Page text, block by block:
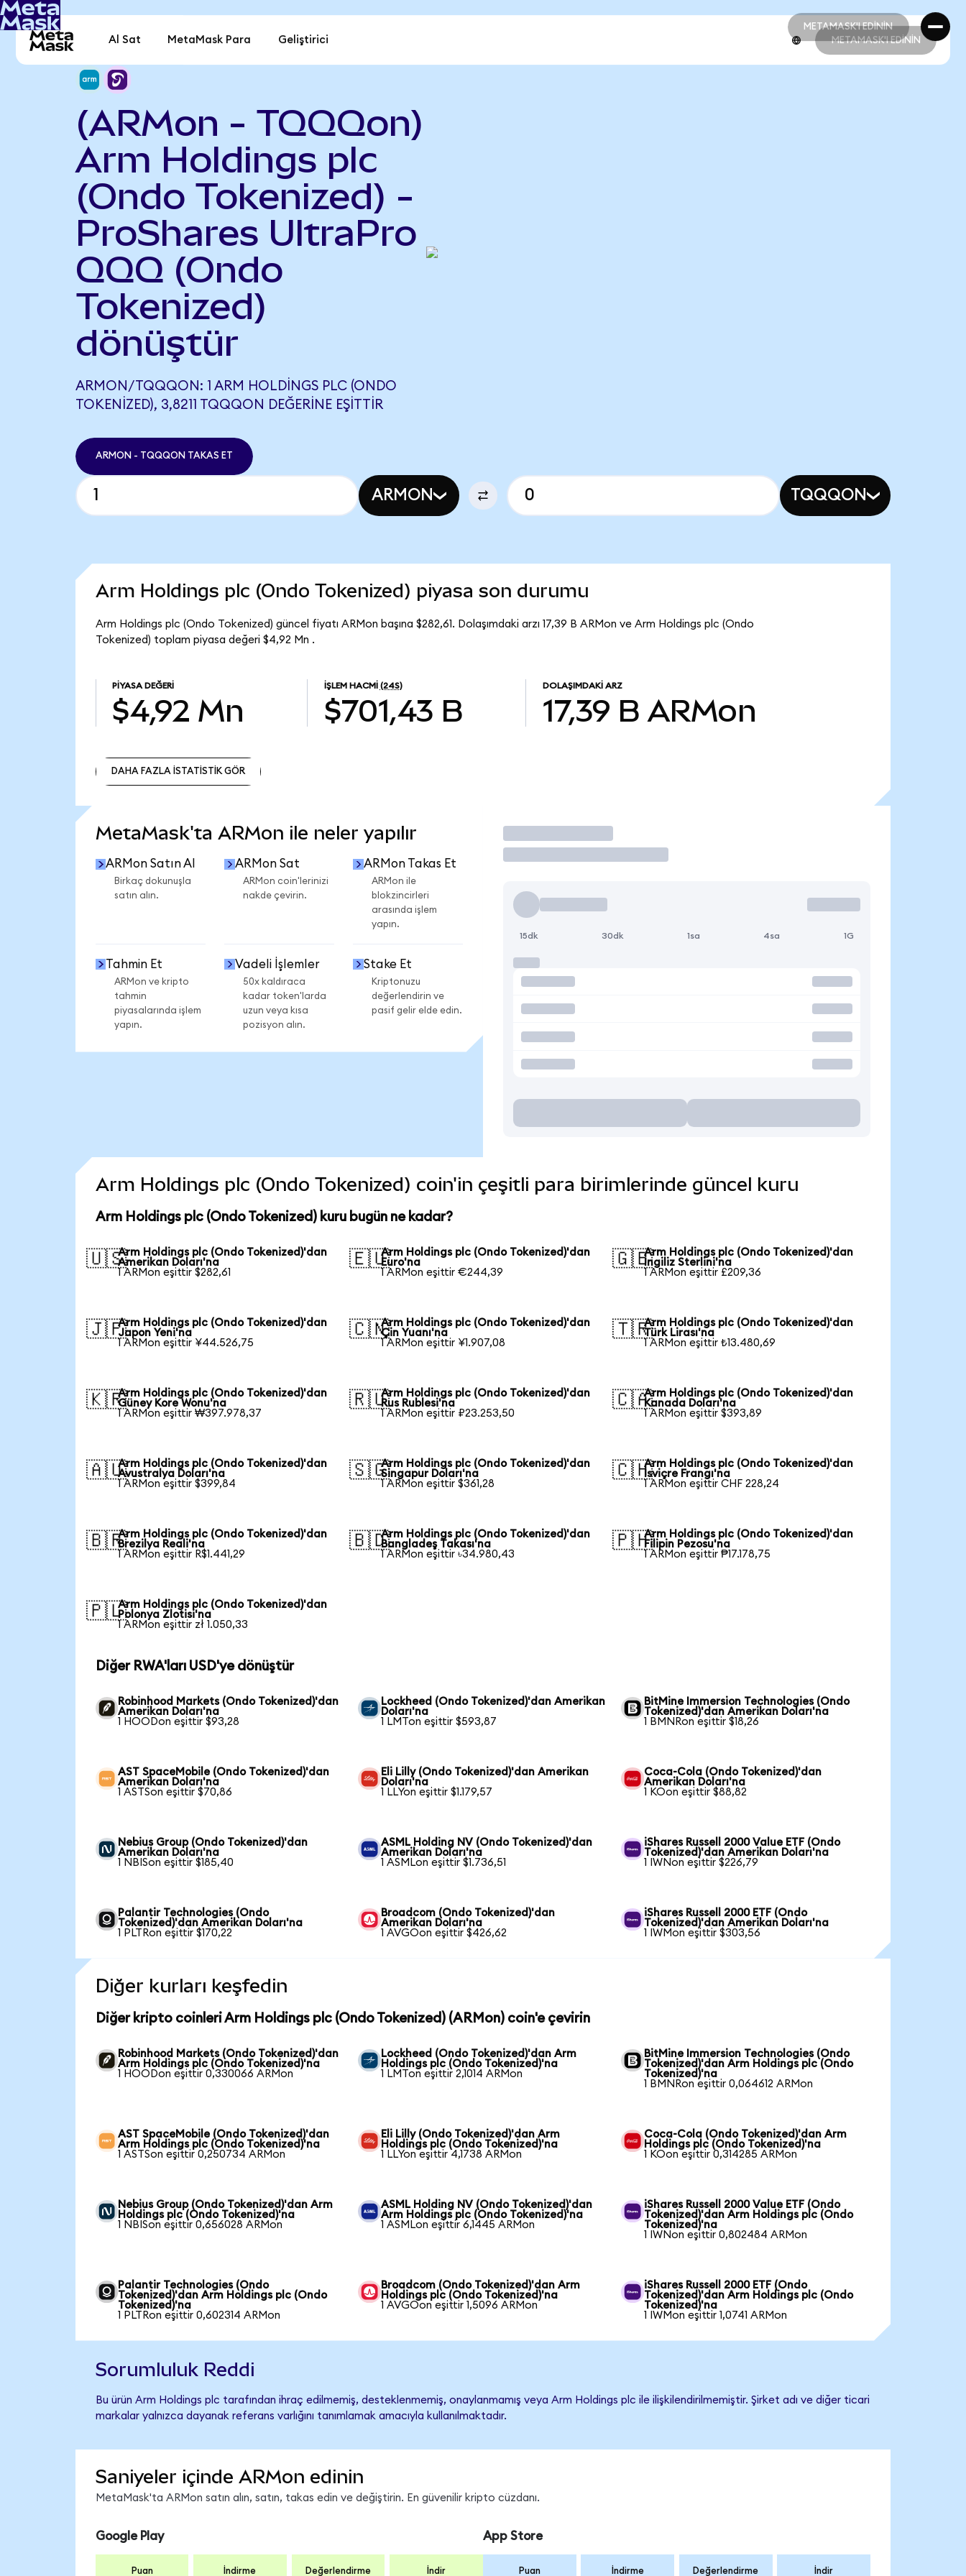
METAMASK'I EDİNİN
METAMASK'I EDİNİN
Al Sat MetaMask Para Geliştirici METAMASK'I EDİNİN
(ARMon - TQQQon)
Arm Holdings plc
(Ondo Tokenized) -
ProShares UltraPro
QQQ (Ondo
Tokenized)
dönüştür
ARMON/TQQQON: 1 ARM HOLDINGS PLC (ONDO
TOKENIZED), 3,8211 TQQQON DEĞERINE EŞITTIR
ARMON - TQQQON TAKAS ET
ARMON TQQQON
Arm Holdings plc (Ondo Tokenized) piyasa son durumu
Arm Holdings plc (Ondo Tokenized) güncel fiyatı ARMon başına $282,61. Dolaşımdaki arzı 17,39 B ARMon ve Arm Holdings plc (Ondo
Tokenized) toplam piyasa değeri $4,92 Mn .
PIYASA DEĞERI
$4,92 Mn
İŞLEM HACMI (24S)
$701,43 B
DOLAŞIMDAKI ARZ
17,39 B ARMon
DAHA FAZLA İSTATİSTİK GÖR
MetaMask'ta ARMon ile neler yapılır
ARMon Satın Al
Birkaç dokunuşla
satın alın.
ARMon Sat
ARMon coin'lerinizi
nakde çevirin.
ARMon Takas Et
ARMon ile
blokzincirleri
arasında işlem
yapın.
Tahmin Et
ARMon ve kripto
tahmin
piyasalarında işlem
yapın.
Vadeli İşlemler
50x kaldıraca
kadar token'larda
uzun veya kısa
pozisyon alın.
Stake Et
Kriptonuzu
değerlendirin ve
pasif gelir elde edin.
İşlem Yap
15dk 30dk 1sa 4sa 1G
Arm Holdings plc (Ondo Tokenized) coin'in çeşitli para birimlerinde güncel kuru
Arm Holdings plc (Ondo Tokenized) kuru bugün ne kadar?
🇺🇸Arm Holdings plc (Ondo Tokenized)'dan
Amerikan Doları'na
1 ARMon eşittir $282,61
🇪🇺Arm Holdings plc (Ondo Tokenized)'dan
Euro'na
1 ARMon eşittir €244,39
🇬🇧Arm Holdings plc (Ondo Tokenized)'dan
İngiliz Sterlini'na
1 ARMon eşittir £209,36
🇯🇵Arm Holdings plc (Ondo Tokenized)'dan
Japon Yeni'na
1 ARMon eşittir ¥44.526,75
🇨🇳Arm Holdings plc (Ondo Tokenized)'dan
Çin Yuanı'na
1 ARMon eşittir ¥1.907,08
🇹🇷Arm Holdings plc (Ondo Tokenized)'dan
Türk Lirası'na
1 ARMon eşittir ₺13.480,69
🇰🇷Arm Holdings plc (Ondo Tokenized)'dan
Güney Kore Wonu'na
1 ARMon eşittir ₩397.978,37
🇷🇺Arm Holdings plc (Ondo Tokenized)'dan
Rus Rublesi'na
1 ARMon eşittir ₽23.253,50
🇨🇦Arm Holdings plc (Ondo Tokenized)'dan
Kanada Doları'na
1 ARMon eşittir $393,89
🇦🇺Arm Holdings plc (Ondo Tokenized)'dan
Avustralya Doları'na
1 ARMon eşittir $399,84
🇸🇬Arm Holdings plc (Ondo Tokenized)'dan
Singapur Doları'na
1 ARMon eşittir $361,28
🇨🇭Arm Holdings plc (Ondo Tokenized)'dan
İsviçre Frangı'na
1 ARMon eşittir CHF 228,24
🇧🇷Arm Holdings plc (Ondo Tokenized)'dan
Brezilya Reali'na
1 ARMon eşittir R$1.441,29
🇧🇩Arm Holdings plc (Ondo Tokenized)'dan
Bangladeş Takası'na
1 ARMon eşittir ৳34.980,43
🇵🇭Arm Holdings plc (Ondo Tokenized)'dan
Filipin Pezosu'na
1 ARMon eşittir ₱17.178,75
🇵🇱Arm Holdings plc (Ondo Tokenized)'dan
Polonya Zlotisi'na
1 ARMon eşittir zł 1.050,33
Diğer RWA'ları USD'ye dönüştür
Robinhood Markets (Ondo Tokenized)'dan
Amerikan Doları'na
1 HOODon eşittir $93,28
Lockheed (Ondo Tokenized)'dan Amerikan
Doları'na
1 LMTon eşittir $593,87
BitMine Immersion Technologies (Ondo
Tokenized)'dan Amerikan Doları'na
1 BMNRon eşittir $18,26
AST SpaceMobile (Ondo Tokenized)'dan
Amerikan Doları'na
1 ASTSon eşittir $70,86
Eli Lilly (Ondo Tokenized)'dan Amerikan
Doları'na
1 LLYon eşittir $1.179,57
Coca-Cola (Ondo Tokenized)'dan
Amerikan Doları'na
1 KOon eşittir $88,82
Nebius Group (Ondo Tokenized)'dan
Amerikan Doları'na
1 NBISon eşittir $185,40
ASML Holding NV (Ondo Tokenized)'dan
Amerikan Doları'na
1 ASMLon eşittir $1.736,51
iShares Russell 2000 Value ETF (Ondo
Tokenized)'dan Amerikan Doları'na
1 IWNon eşittir $226,79
Palantir Technologies (Ondo
Tokenized)'dan Amerikan Doları'na
1 PLTRon eşittir $170,22
Broadcom (Ondo Tokenized)'dan
Amerikan Doları'na
1 AVGOon eşittir $426,62
iShares Russell 2000 ETF (Ondo
Tokenized)'dan Amerikan Doları'na
1 IWMon eşittir $303,56
Diğer kurları keşfedin
Diğer kripto coinleri Arm Holdings plc (Ondo Tokenized) (ARMon) coin'e çevirin
Robinhood Markets (Ondo Tokenized)'dan
Arm Holdings plc (Ondo Tokenized)'na
1 HOODon eşittir 0,330066 ARMon
Lockheed (Ondo Tokenized)'dan Arm
Holdings plc (Ondo Tokenized)'na
1 LMTon eşittir 2,1014 ARMon
BitMine Immersion Technologies (Ondo
Tokenized)'dan Arm Holdings plc (Ondo
Tokenized)'na
1 BMNRon eşittir 0,064612 ARMon
AST SpaceMobile (Ondo Tokenized)'dan
Arm Holdings plc (Ondo Tokenized)'na
1 ASTSon eşittir 0,250734 ARMon
Eli Lilly (Ondo Tokenized)'dan Arm
Holdings plc (Ondo Tokenized)'na
1 LLYon eşittir 4,1738 ARMon
Coca-Cola (Ondo Tokenized)'dan Arm
Holdings plc (Ondo Tokenized)'na
1 KOon eşittir 0,314285 ARMon
Nebius Group (Ondo Tokenized)'dan Arm
Holdings plc (Ondo Tokenized)'na
1 NBISon eşittir 0,656028 ARMon
ASML Holding NV (Ondo Tokenized)'dan
Arm Holdings plc (Ondo Tokenized)'na
1 ASMLon eşittir 6,1445 ARMon
iShares Russell 2000 Value ETF (Ondo
Tokenized)'dan Arm Holdings plc (Ondo
Tokenized)'na
1 IWNon eşittir 0,802484 ARMon
Palantir Technologies (Ondo
Tokenized)'dan Arm Holdings plc (Ondo
Tokenized)'na
1 PLTRon eşittir 0,602314 ARMon
Broadcom (Ondo Tokenized)'dan Arm
Holdings plc (Ondo Tokenized)'na
1 AVGOon eşittir 1,5096 ARMon
iShares Russell 2000 ETF (Ondo
Tokenized)'dan Arm Holdings plc (Ondo
Tokenized)'na
1 IWMon eşittir 1,0741 ARMon
Sorumluluk Reddi
Bu ürün Arm Holdings plc tarafından ihraç edilmemiş, desteklenmemiş, onaylanmamış veya Arm Holdings plc ile ilişkilendirilmemiştir. Şirket adı ve diğer ticari
markalar yalnızca dayanak referans varlığını tanımlamak amacıyla kullanılmaktadır.
Saniyeler içinde ARMon edinin
MetaMask'ta ARMon satın alın, satın, takas edin ve değiştirin. En güvenilir kripto cüzdanı.
Google Play
Puan İndirme Değerlendirme İndir
App Store
Puan İndirme Değerlendirme İndir